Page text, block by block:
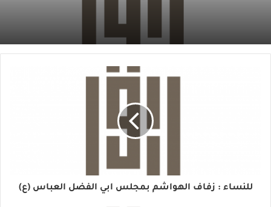
للنساء : زفاف الهواشم بمجلس ابي الفضل العباس (ع)